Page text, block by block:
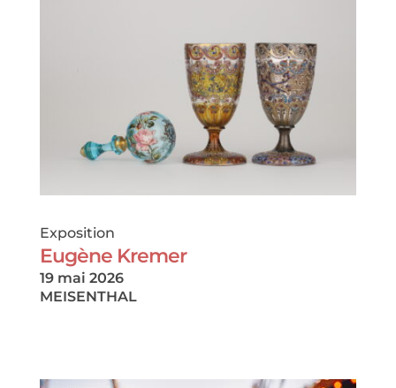
Exposition
Eugène Kremer
19 mai 2026
MEISENTHAL